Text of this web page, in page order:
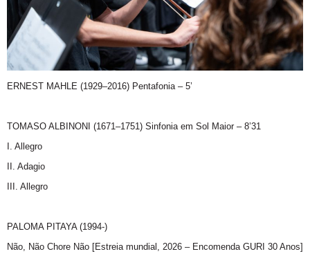
ERNEST MAHLE (1929–2016) Pentafonia – 5’
TOMASO ALBINONI (1671–1751) Sinfonia em Sol Maior – 8’31
I. Allegro
II. Adagio
III. Allegro
PALOMA PITAYA (1994-)
Não, Não Chore Não [Estreia mundial, 2026 – Encomenda GURI 30 Anos]